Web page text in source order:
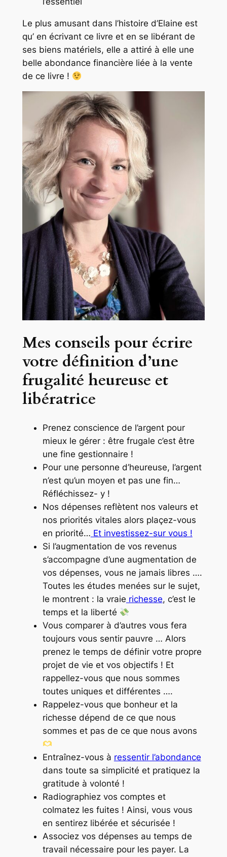
Le plus amusant dans l’histoire d’Elaine est
qu’ en écrivant ce livre et en se libérant de
ses biens matériels, elle a attiré à elle une
belle abondance financière liée à la vente
de ce livre !
Mes conseils pour écrire
votre définition d’une
frugalité heureuse et
libératrice
Prenez conscience de l’argent pour
mieux le gérer : être frugale c’est être
une fine gestionnaire !
Pour une personne d’heureuse, l’argent
n’est qu’un moyen et pas une fin…
Réfléchissez- y !
Nos dépenses reflètent nos valeurs et
nos priorités vitales alors plaçez-vous
en priorité… Et investissez-sur vous !
Si l’augmentation de vos revenus
s’accompagne d’une augmentation de
vos dépenses, vous ne jamais libres ….
Toutes les études menées sur le sujet,
le montrent : la vraie richesse, c’est le
temps et la liberté
Vous comparer à d’autres vous fera
toujours vous sentir pauvre … Alors
prenez le temps de définir votre propre
projet de vie et vos objectifs ! Et
rappellez-vous que nous sommes
toutes uniques et différentes ….
Rappelez-vous que bonheur et la
richesse dépend de ce que nous
sommes et pas de ce que nous avons
Entraînez-vous à ressentir l’abondance
dans toute sa simplicité et pratiquez la
gratitude à volonté !
Radiographiez vos comptes et
colmatez les fuites ! Ainsi, vous vous
en sentirez libérée et sécurisée !
Associez vos dépenses au temps de
travail nécessaire pour les payer. La